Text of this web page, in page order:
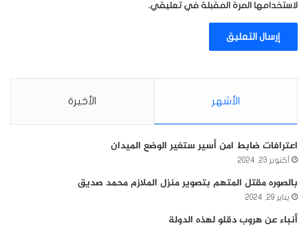
لاستخدامها المرة المقبلة في تعليقي.
الأشهر الأخيرة
اعترافات ضابط امن أسير ستغير الوضع الميدان
أكتوبر 23, 2024
بالصوره مقتل المتهم بتصوير منزل الملازم محمد صديق
يناير 29, 2024
أنباء عن هروب دقلو لهذه الدولة